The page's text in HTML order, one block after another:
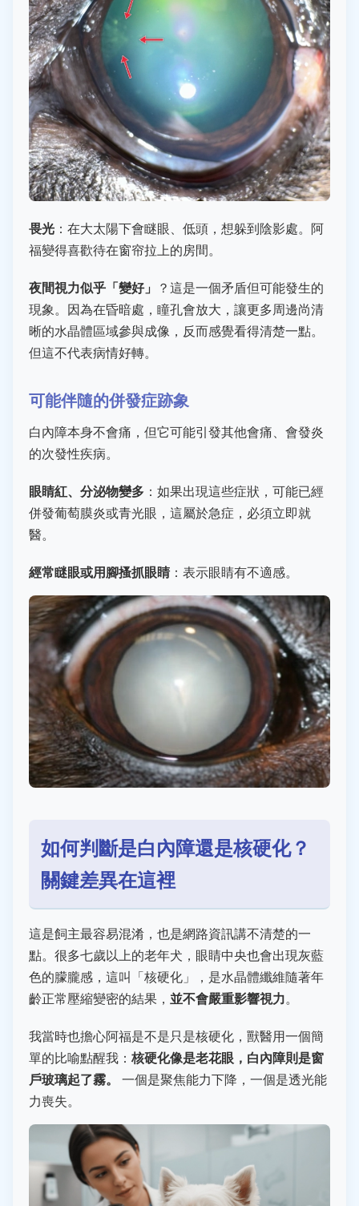
畏光 ：在大太陽下會瞇眼、低頭，想躲到陰影處。阿
福變得喜歡待在窗帘拉上的房間。
夜間視力似乎「變好」
？這是一個矛盾但可能發生的
現象。因為在昏暗處，瞳孔會放大，讓更多周邊尚清
晰的水晶體區域參與成像，反而感覺看得清楚一點。
但這不代表病情好轉。
可能伴隨的併發症跡象
白內障本身不會痛，但它可能引發其他會痛、會發炎
的次發性疾病。
眼睛紅、分泌物變多 ：如果出現這些症狀，可能已經
併發葡萄膜炎或青光眼，這屬於急症，必須立即就
醫。
經常瞇眼或用腳搔抓眼睛：表示眼睛有不適感。
如何判斷是白內障還是核硬化？
關鍵差異在這裡
這是飼主最容易混淆，也是網路資訊講不清楚的一
點。很多七歲以上的老年犬，眼睛中央也會出現灰藍
色的朦朧感，這叫「核硬化」，是水晶體纖維隨著年
齡正常壓縮變密的結果， 並不會嚴重影響視力。
我當時也擔心阿福是不是只是核硬化，獸醫用一個簡
單的比喻點醒我： 核硬化像是老花眼，白內障則是窗
戶玻璃起了霧。
一個是聚焦能力下降，一個是透光能
力喪失。